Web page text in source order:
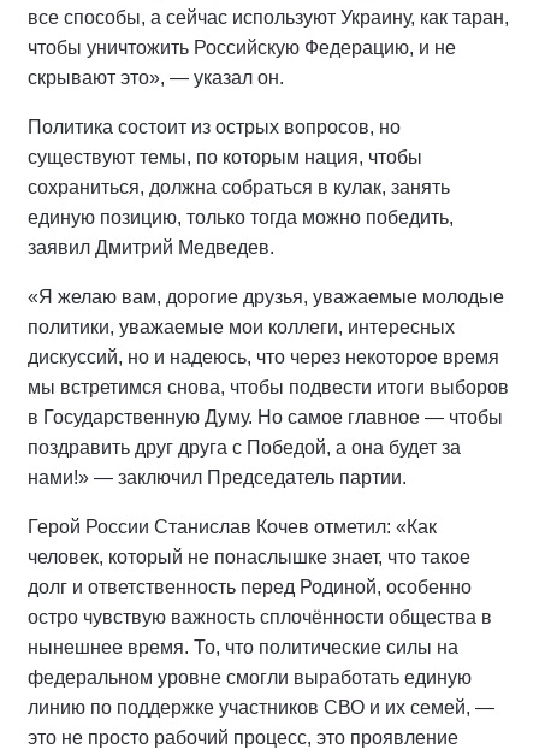
все способы, а сейчас используют Украину, как таран,
чтобы уничтожить Российскую Федерацию, и не
скрывают это», — указал он.
Политика состоит из острых вопросов, но
существуют темы, по которым нация, чтобы
сохраниться, должна собраться в кулак, занять
единую позицию, только тогда можно победить,
заявил Дмитрий Медведев.
«Я желаю вам, дорогие друзья, уважаемые молодые
политики, уважаемые мои коллеги, интересных
дискуссий, но и надеюсь, что через некоторое время
мы встретимся снова, чтобы подвести итоги выборов
в Государственную Думу. Но самое главное — чтобы
поздравить друг друга с Победой, а она будет за
нами!» — заключил Председатель партии.
Герой России Станислав Кочев отметил: «Как
человек, который не понаслышке знает, что такое
долг и ответственность перед Родиной, особенно
остро чувствую важность сплочённости общества в
нынешнее время. То, что политические силы на
федеральном уровне смогли выработать единую
линию по поддержке участников СВО и их семей, —
это не просто рабочий процесс, это проявление